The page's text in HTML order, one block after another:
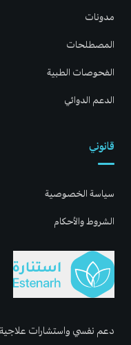
دعم نفسي واستشارات علاجية
مدونات
المصطلحات
الفحوصات الطبية
الدعم الدوائي
قانوني
سياسة الخصوصية
الشروط والأحكام